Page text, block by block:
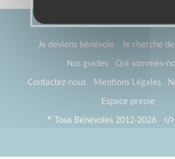
Je deviens bénévole
Je cherche
Nos guides
Qui sommes-
Contactez-nous
Mentions Légales
Espace presse
® Tous Bénévoles 2012-2026